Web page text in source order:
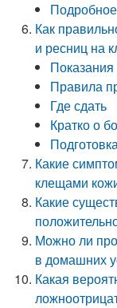
Как
и ресниц на
Показания
Правила
Где сдать
Кратко о
Какие
клещами
Какие
Можно ли
в домашних
Какая